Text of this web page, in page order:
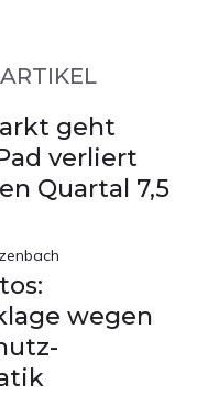
geht
verliert
Quartal 7,5
wegen